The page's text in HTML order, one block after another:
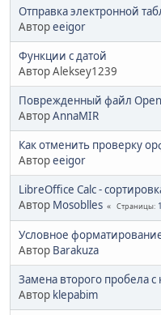
Отправка электронной
Авторeeigor
Функции с датой
Автор Aleksey1239
Поврежденный файл
АвторAnnaMIR
Как отменить проверку
Авторeeigor
LibreOffice Calc -
Автор Mosoblles Страницы 1
Условное
Автор Barakuza
Замена второго пробела с
Автор klepabim